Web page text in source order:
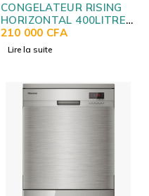
CONGELATEUR RISING
HORIZONTAL 400LITRES
WHITE BD368
210 000 CFA
Lire la suite